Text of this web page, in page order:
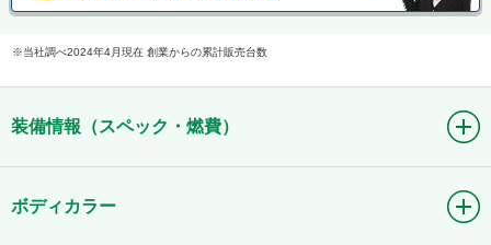
当社調べ2024年4月現在 創業からの累計販売台数
装備情報（スペック・燃費）
ボディカラー